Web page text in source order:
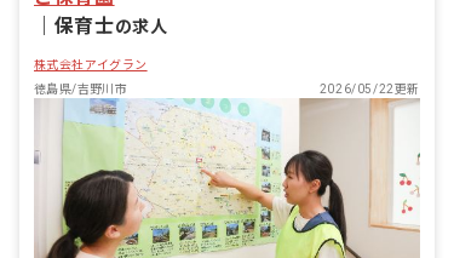
保育士の求人
株式会社アイグラン
徳島県/吉野川市
2026/05/22更新